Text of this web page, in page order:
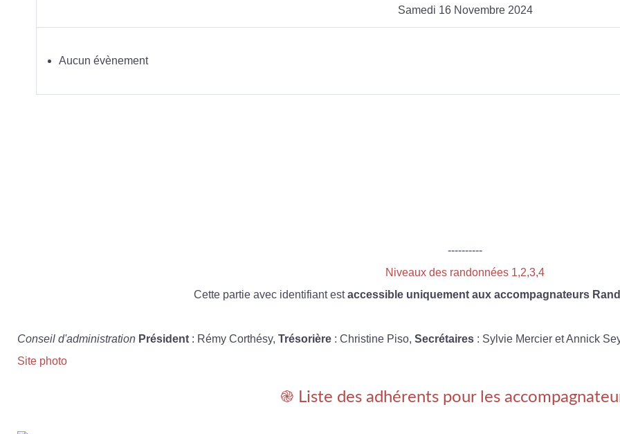
Samedi 16 Novembre 2024
Aucun évènement
----------
Niveaux des randonnées 1,2,3,4
Cette partie avec identifiant estaccessible uniquement aux accompagnateurs
Conseil d'administration Président : Rémy Corthésy, Trésorière : Christine Piso, Secrétaires : Sylvie Mercier et Annick
Site photo
֎ Liste des adhérents pour les